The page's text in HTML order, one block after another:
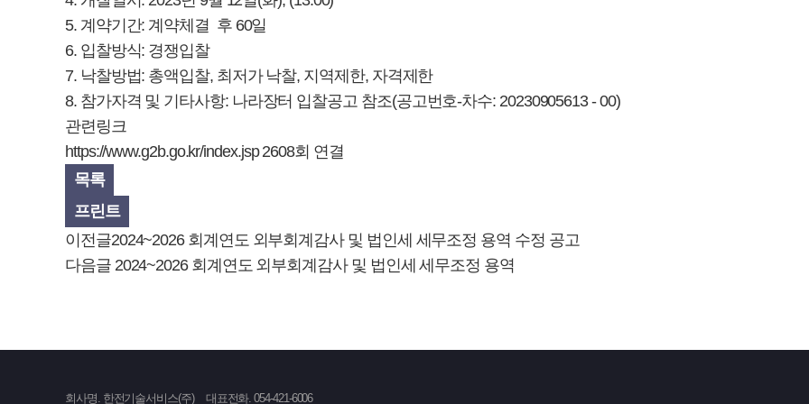
5. 계약기간: 계약체결 후 60일
6. 입찰방식: 경쟁입찰
7. 낙찰방법: 총액입찰, 최저가 낙찰, 지역제한, 자격제한
8. 참가자격 및 기타사항: 나라장터 입찰공고 참조(공고번호-차수: 20230905613 - 00)
관련링크
https://www.g2b.go.kr/index.jsp 2608회 연결
목록
프린트
이전글2024~2026 회계연도 외부회계감사 및 법인세 세무조정 용역 수정 공고
다음글 2024~2026 회계연도 외부회계감사 및 법인세 세무조정 용역
회사명. 한전기술서비스(주) 대표전화. 054-421-6006